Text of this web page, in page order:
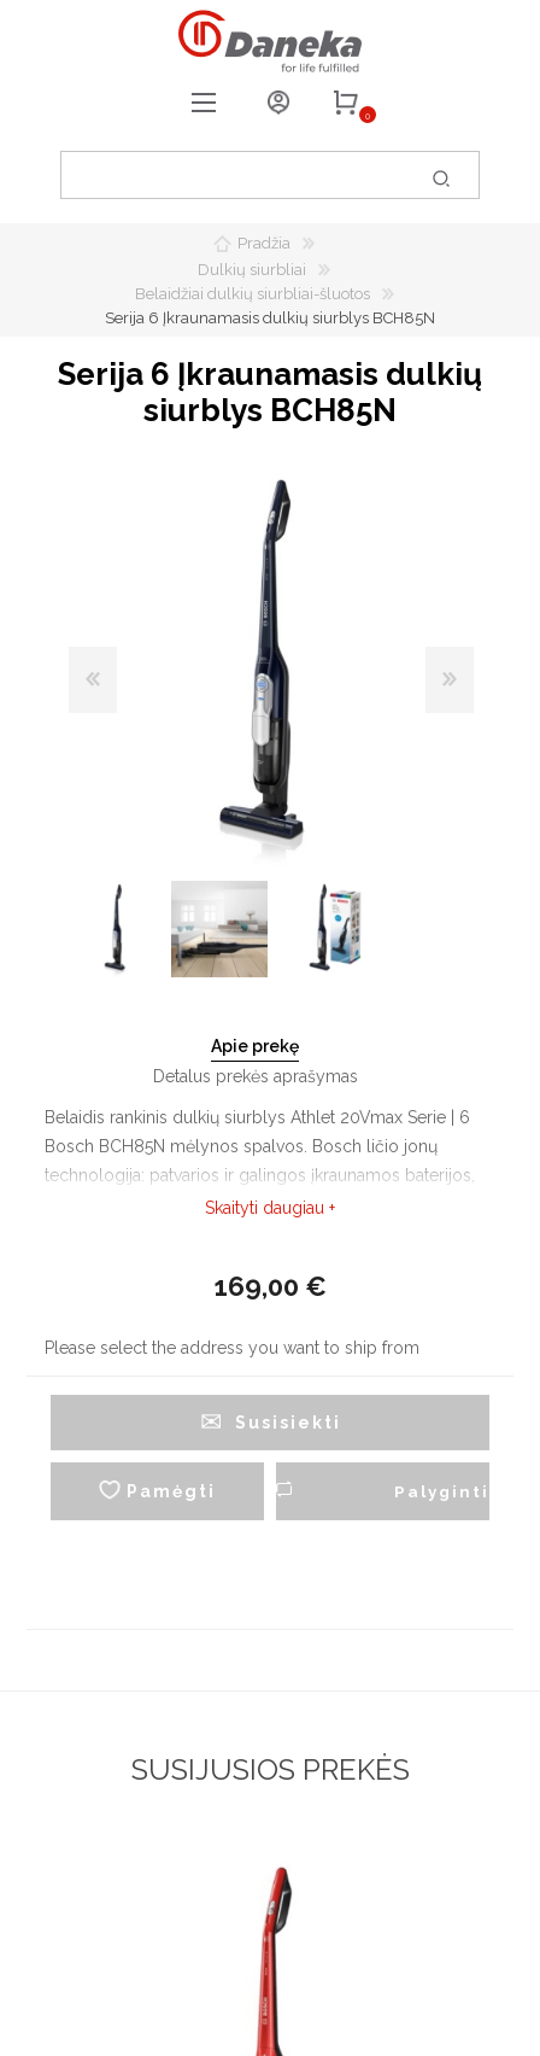
0
0
Pradžia
Dulkių siurbliai
Belaidžiai dulkių siurbliai-šluotos
Serija 6 Įkraunamasis dulkių siurblys BCH85N
Serija 6 Įkraunamasis dulkių
siurblys BCH85N
Apie prekę
Detalus prekės aprašymas
Belaidis rankinis dulkių siurblys Athlet 20Vmax Serie | 6
Bosch BCH85N mėlynos spalvos. Bosch ličio jonų
technologija: patvarios ir galingos įkraunamos baterijos,
itin ilgas veikimo laikas bei greitas įkrovimas. LongLife
Skaityti daugiau +
169,00 €
Please select the address you want to ship from
Pamėgti
Susisiekti
Palyginti
SUSIJUSIOS PREKĖS